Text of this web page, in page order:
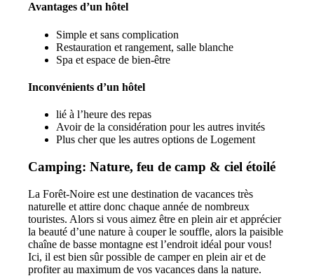
Avantages d’un hôtel
Simple et sans complication
Restauration et rangement, salle blanche
Spa et espace de bien-être
Inconvénients d’un hôtel
lié à l’heure des repas
Avoir de la considération pour les autres invités
Plus cher que les autres options de Logement
Camping: Nature, feu de camp & ciel étoilé
La Forêt-Noire est une destination de vacances très
naturelle et attire donc chaque année de nombreux
touristes. Alors si vous aimez être en plein air et apprécier
la beauté d’une nature à couper le souffle, alors la paisible
chaîne de basse montagne est l’endroit idéal pour vous!
Ici, il est bien sûr possible de camper en plein air et de
profiter au maximum de vos vacances dans la nature.